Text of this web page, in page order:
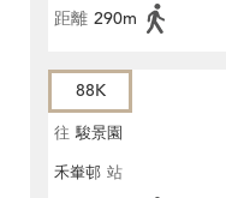
距離 290m
88K
往 駿景園
禾輋邨 站